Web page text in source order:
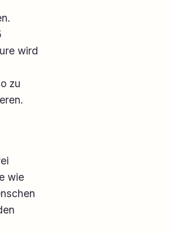
wird
zu
wie